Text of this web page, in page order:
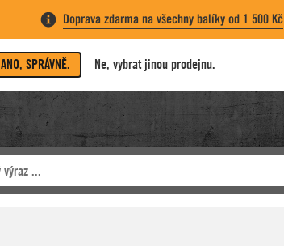
Doprava zdarma na všechny balíky od 1 500 Kč
ANO, SPRÁVNĚ. Ne, vybrat jinou prodejnu.